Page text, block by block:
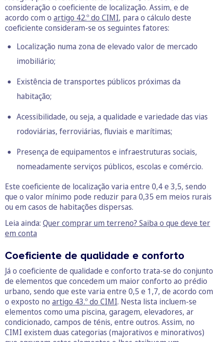
consideração o coeficiente de localização. Assim, e de
acordo com o artigo 42.º do CIMI, para o cálculo deste
coeficiente consideram-se os seguintes fatores:
Localização numa zona de elevado valor de mercado
imobiliário;
Existência de transportes públicos próximas da
habitação;
Acessibilidade, ou seja, a qualidade e variedade das vias
rodoviárias, ferroviárias, fluviais e marítimas;
Presença de equipamentos e infraestruturas sociais,
nomeadamente serviços públicos, escolas e comércio.
Este coeficiente de localização varia entre 0,4 e 3,5, sendo
que o valor mínimo pode reduzir para 0,35 em meios rurais
ou em casos de habitações dispersas.
Leia ainda: Quer comprar um terreno? Saiba o que deve ter
em conta
Coeficiente de qualidade e conforto
Já o coeficiente de qualidade e conforto trata-se do conjunto
de elementos que concedem um maior conforto ao prédio
urbano, sendo que este varia entre 0,5 e 1,7, de acordo com
o exposto no artigo 43.º do CIMI. Nesta lista incluem-se
elementos como uma piscina, garagem, elevadores, ar
condicionado, campos de ténis, entre outros. Assim, no
CIMI existem duas categorias (majorativos e minorativos)